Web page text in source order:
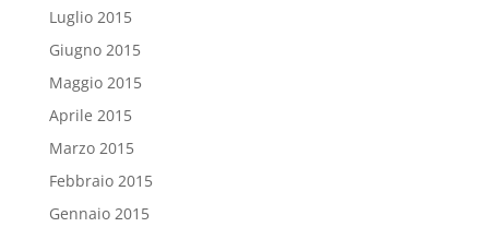
Luglio 2015
Giugno 2015
Maggio 2015
Aprile 2015
Marzo 2015
Febbraio 2015
Gennaio 2015